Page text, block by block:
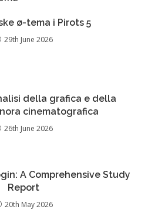
ø-tema i Pirots 5
29th June 2026
della grafica e della
cinematografica
26th June 2026
A Comprehensive Study
Report
20th May 2026